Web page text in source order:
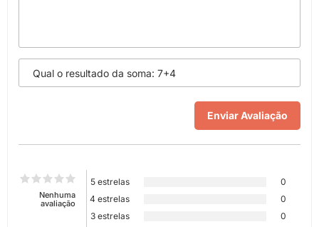
Nenhuma
avaliação
5 estrelas
0
4 estrelas
0
3 estrelas
0